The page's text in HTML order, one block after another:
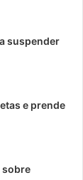
suspender
e prende
sobre